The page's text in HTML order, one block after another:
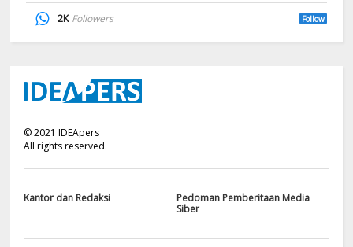
2K Followers Follow
©2021 IDEApers
All rights reserved.
Kantor dan Redaksi
Pedoman Pemberitaan Media
Siber